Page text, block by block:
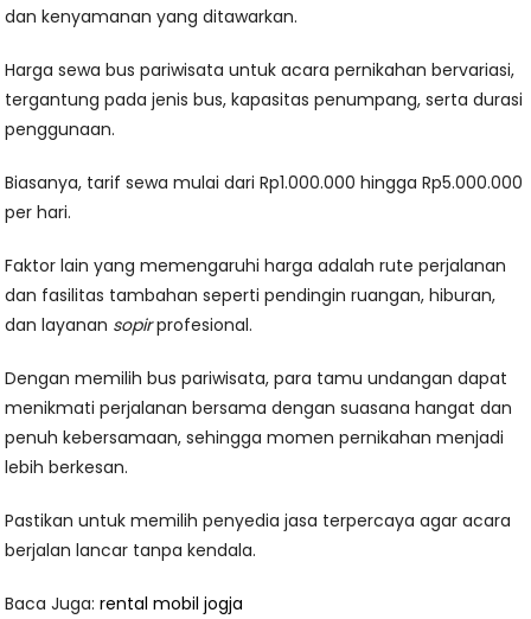
dan kenyamanan yang ditawarkan.
Harga sewa bus pariwisata untuk acara pernikahan bervariasi,
tergantung pada jenis bus, kapasitas penumpang, serta durasi
penggunaan.
Biasanya, tarif sewa mulai dari Rp1.000.000 hingga Rp5.000.000
per hari.
Faktor lain yang memengaruhi harga adalah rute perjalanan
dan fasilitas tambahan seperti pendingin ruangan, hiburan,
dan layanan sopirprofesional.
Dengan memilih bus pariwisata, para tamu undangan dapat
menikmati perjalanan bersama dengan suasana hangat dan
penuh kebersamaan, sehingga momen pernikahan menjadi
lebih berkesan.
Pastikan untuk memilih penyedia jasa terpercaya agar acara
berjalan lancar tanpa kendala.
Baca Juga:rental mobil jogja